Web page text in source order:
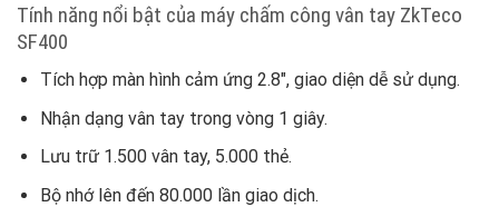
Tính năng nổi bật của máy chấm công vân tay ZkTeco
SF400
Tích hợp màn hình cảm ứng 2.8″, giao diện dễ sử dụng.
Nhận dạng vân tay trong vòng 1 giây.
Lưu trữ 1.500 vân tay, 5.000 thẻ.
Bộ nhớ lên đến 80.000 lần giao dịch.